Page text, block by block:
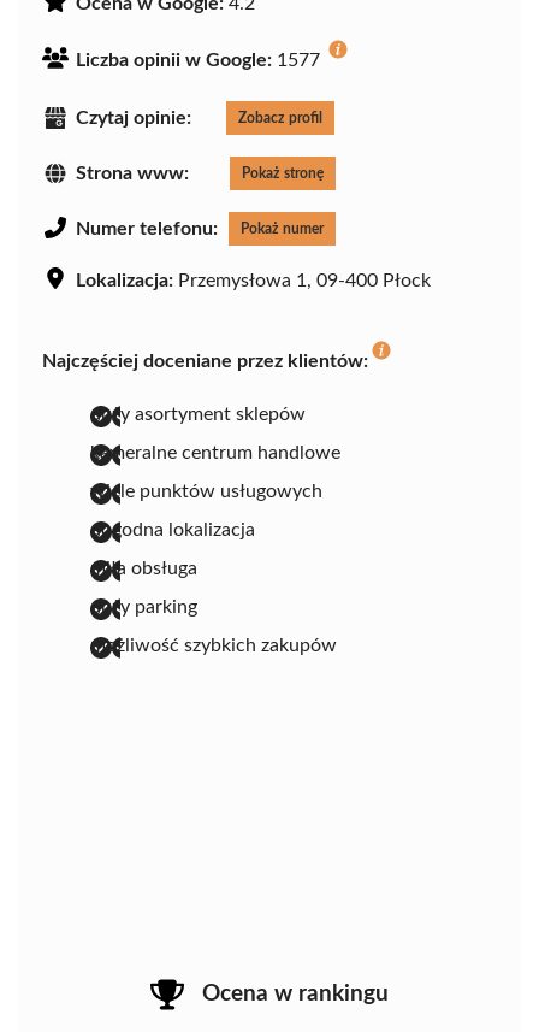
Liczba opinii w Google: 1577
Czytaj opinie: Zobacz profil
Strona www: Pokaż stronę
Numer telefonu: Pokaż numer
Lokalizacja: Przemysłowa 1, 09-400 Płock
Najczęściej doceniane przez klientów:
duży asortyment sklepów
kameralne centrum handlowe
wiele punktów usługowych
dogodna lokalizacja
miła obsługa
duży parking
możliwość szybkich zakupów
Ocena w rankingu